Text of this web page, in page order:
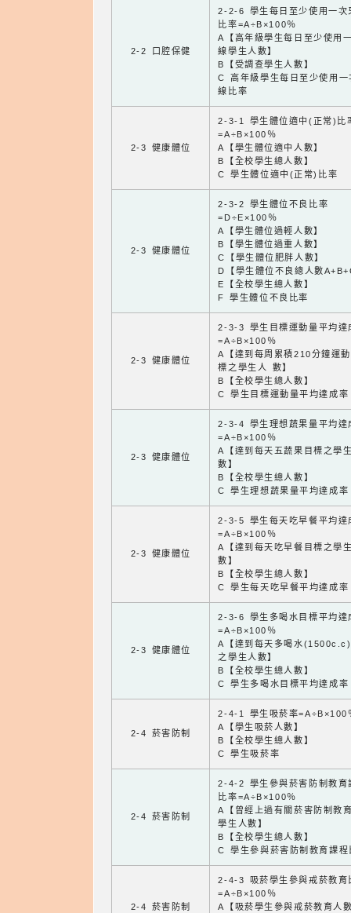
2-2 口腔保健
2-2-6 學生每日至少使用一次
比率=A÷B×100％
A【高年級學生每日至少使用
線學生人數】
B【受調查學生人數】
C 高年級學生每日至少使用一
線比率
2-3 健康體位
2-3-1 學生體位適中(正常)比
=A÷B×100％
A【學生體位適中人數】
B【全校學生總人數】
C 學生體位適中(正常)比率
2-3 健康體位
2-3-2 學生體位不良比率
=D÷E×100％
A【學生體位過輕人數】
B【學生體位過重人數】
C【學生體位肥胖人數】
D【學生體位不良總人數
E【全校學生總人數】
F 學生體位不良比率
2-3 健康體位
2-3-3 學生目標運動量平均達
=A÷B×100％
A【達到每周累積210分鐘運
標之學生人 數】
B【全校學生總人數】
C 學生目標運動量平均達成率
2-3 健康體位
2-3-4 學生理想蔬果量平均達
=A÷B×100％
A【達到每天五蔬果目標之學
數】
B【全校學生總人數】
C 學生理想蔬果量平均達成率
2-3 健康體位
2-3-5 學生每天吃早餐平均達
=A÷B×100％
A【達到每天吃早餐目標之學
數】
B【全校學生總人數】
C 學生每天吃早餐平均達成率
2-3 健康體位
2-3-6 學生多喝水目標平均達
=A÷B×100％
A【達到每天多喝水
之學生人數】
B【全校學生總人數】
C 學生多喝水目標平均達成率
2-4 菸害防制
2-4-1 學生吸菸率=A÷B×100
A【學生吸菸人數】
B【全校學生總人數】
C 學生吸菸率
2-4 菸害防制
2-4-2 學生參與菸害防制教育
比率=A÷B×100％
A【曾經上過有關菸害防制教
學生人數】
B【全校學生總人數】
C 學生參與菸害防制教育課程
2-4 菸害防制
2-4-3 吸菸學生參與戒菸教育
=A÷B×100％
A【吸菸學生參與戒菸教育人